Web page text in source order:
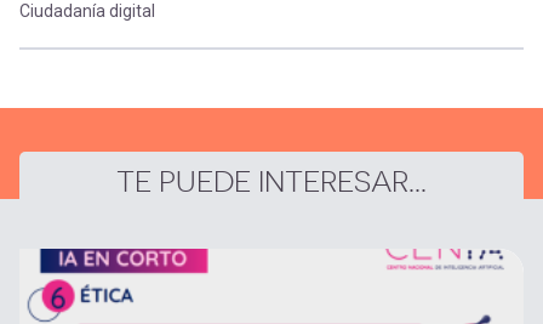
Ciudadanía digital
TE PUEDE INTERESAR...